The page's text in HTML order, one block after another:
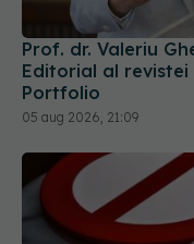
Editorial al
Portfolio
05 aug 2026, 21:09